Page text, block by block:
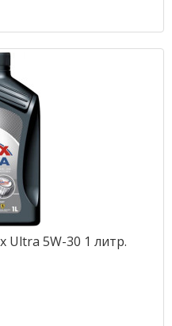
Ultra 5W-30 1 литр.